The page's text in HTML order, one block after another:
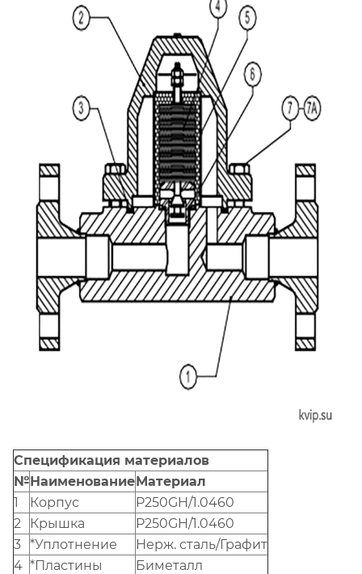
Спецификация материалов
№НаименованиеМатериал
1
Корпус
P250GH/1.0460
2
Крышка
P250GH/1.0460
3 *Уплотнение
Нерж. сталь/Графит
4 *Пластины
Биметалл